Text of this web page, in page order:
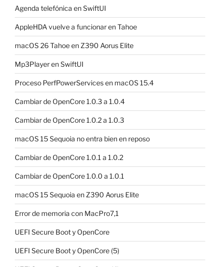
Agenda telefónica en SwiftUI
AppleHDA vuelve a funcionar en Tahoe
macOS 26 Tahoe en Z390 Aorus Elite
Mp3Player en SwiftUI
Proceso PerfPowerServices en macOS 15.4
Cambiar de OpenCore 1.0.3 a 1.0.4
Cambiar de OpenCore 1.0.2 a 1.0.3
macOS 15 Sequoia no entra bien en reposo
Cambiar de OpenCore 1.0.1 a 1.0.2
Cambiar de OpenCore 1.0.0 a 1.0.1
macOS 15 Sequoia en Z390 Aorus Elite
Error de memoria con MacPro7,1
UEFI Secure Boot y OpenCore
UEFI Secure Boot y OpenCore (5)